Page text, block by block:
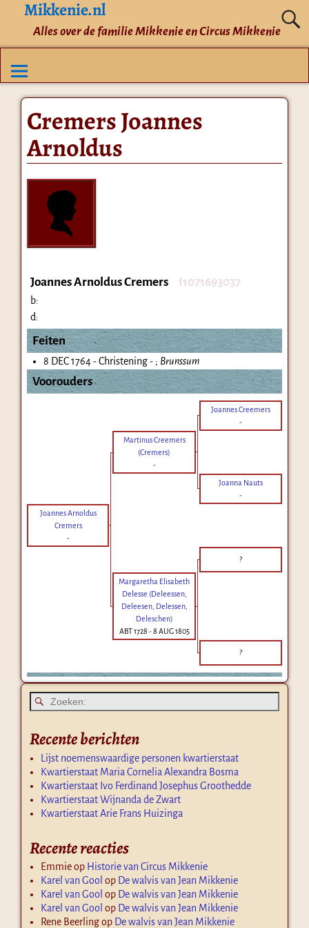
Mikkenie.nl
Alles over de familie Mikkenie en Circus Mikkenie
Cremers Joannes
Arnoldus
Joannes Arnoldus Cremers I1071693037
b:
d:
Feiten
8 DEC 1764 - Christening - ; Brunssum
Voorouders
Joannes Creemers
-
Martinus Creemers
(Cremers)
-
Joanna Nauts
-
Joannes Arnoldus
Cremers
-
?
Margaretha Elisabeth
Delesse (Deleessen,
Deleesen, Delessen,
Deleschen)
ABT 1728 -8 AUG 1805
?
Recente berichten
Lijst noemenswaardige personen kwartierstaat
Kwartierstaat Maria Cornelia Alexandra Bosma
Kwartierstaat Ivo Ferdinand Josephus Groothedde
Kwartierstaat Wijnanda de Zwart
Kwartierstaat Arie Frans Huizinga
Recente reacties
Emmieop Historie van Circus Mikkenie
Karel van Gool op De walvis van Jean Mikkenie
Karel van Gool op De walvis van Jean Mikkenie
Karel van Gool op De walvis van Jean Mikkenie
Rene Beerlingop De walvis van Jean Mikkenie